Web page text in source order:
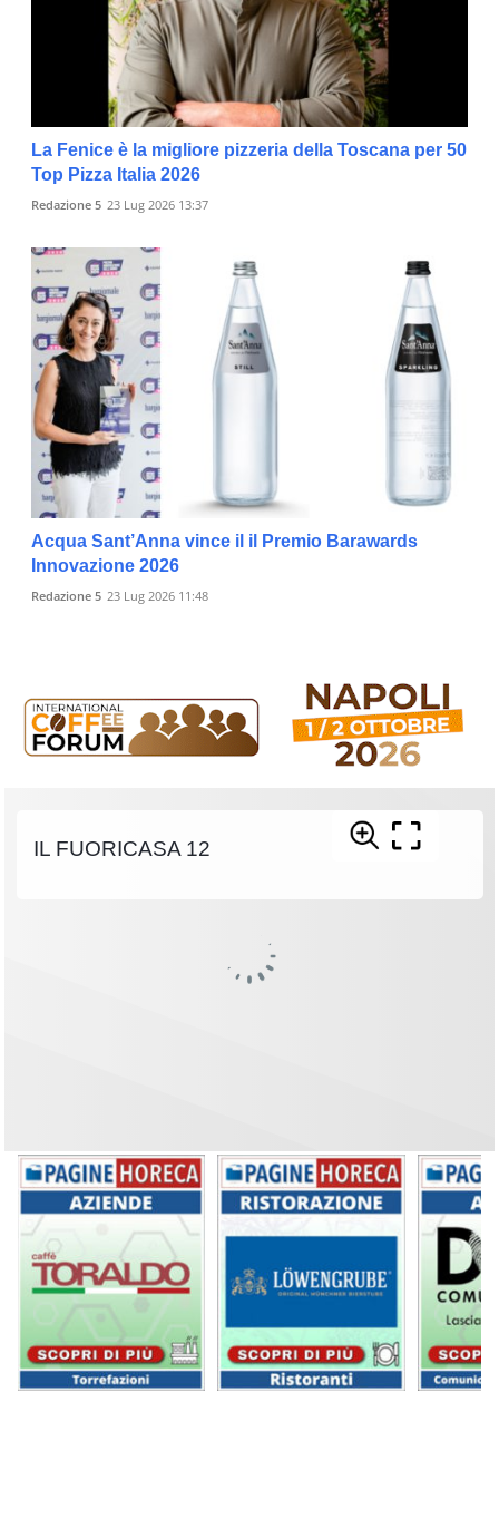
La Fenice è la migliore pizzeria della Toscana per 50
Top Pizza Italia 2026
Redazione 5 23 Lug 2026 13:37
Acqua Sant’Anna vince il il Premio Barawards
Innovazione 2026
Redazione 5 23 Lug 2026 11:48